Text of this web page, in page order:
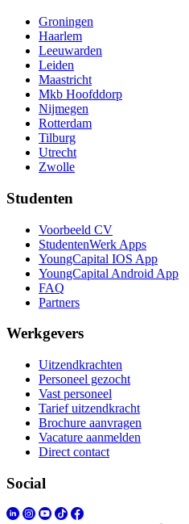
Groningen
Haarlem
Leeuwarden
Leiden
Maastricht
Mkb Hoofddorp
Nijmegen
Rotterdam
Tilburg
Utrecht
Zwolle
Studenten
Voorbeeld CV
StudentenWerk Apps
YoungCapital IOS App
YoungCapital Android App
FAQ
Partners
Werkgevers
Uitzendkrachten
Personeel gezocht
Vast personeel
Tarief uitzendkracht
Brochure aanvragen
Vacature aanmelden
Direct contact
Social